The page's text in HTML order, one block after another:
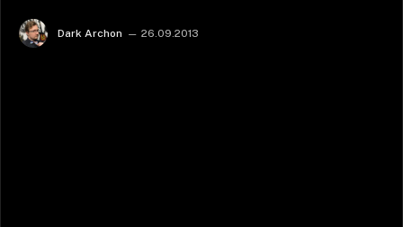
Dark Archon 26.09.2013